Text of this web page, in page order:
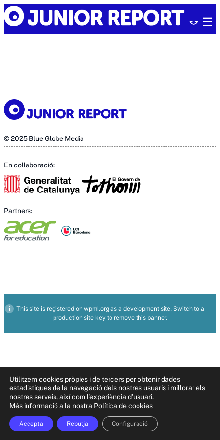
Skip
to
content
Junior
Report
© 2025 Blue Globe Media
En col·laboració:
Partners:
Utilitzem cookies pròpies i de tercers per obtenir dades
estadístiques de la navegació dels nostres usuaris i millorar els
nostres serveis, així com l'experiència d'usuari.
Més informació a la nostra Política de cookies
Accepta Rebutja Configuració
This site is registered on wpml.orgas a development site. Switch to a
production site key to remove this banner.